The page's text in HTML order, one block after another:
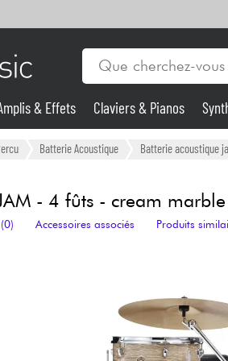
Basses
& Effets Claviers & Pianos
Batterie Acoustique Batterie acoustique
- 4 fûts - cream
Accessoires associés Produits